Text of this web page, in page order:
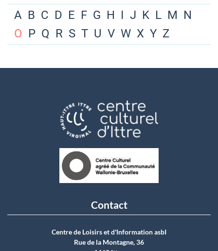
A B C D E F G H I J K L M N
O P Q R S T U V W X Y Z
Contact
Centre de Loisirs et d'Information asbI
Rue de la Montagne, 36